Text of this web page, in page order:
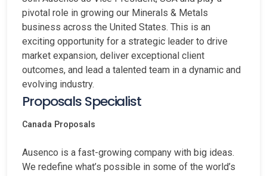
pivotal role in growing our Minerals & Metals
business across the United States. This is an
exciting opportunity for a strategic leader to drive
market expansion, deliver exceptional client
outcomes, and lead a talented team in a dynamic and
evolving industry.
Proposals Specialist
Canada Proposals
Ausenco is a fast-growing company with big ideas.
We redefine what’s possible in some of the world’s